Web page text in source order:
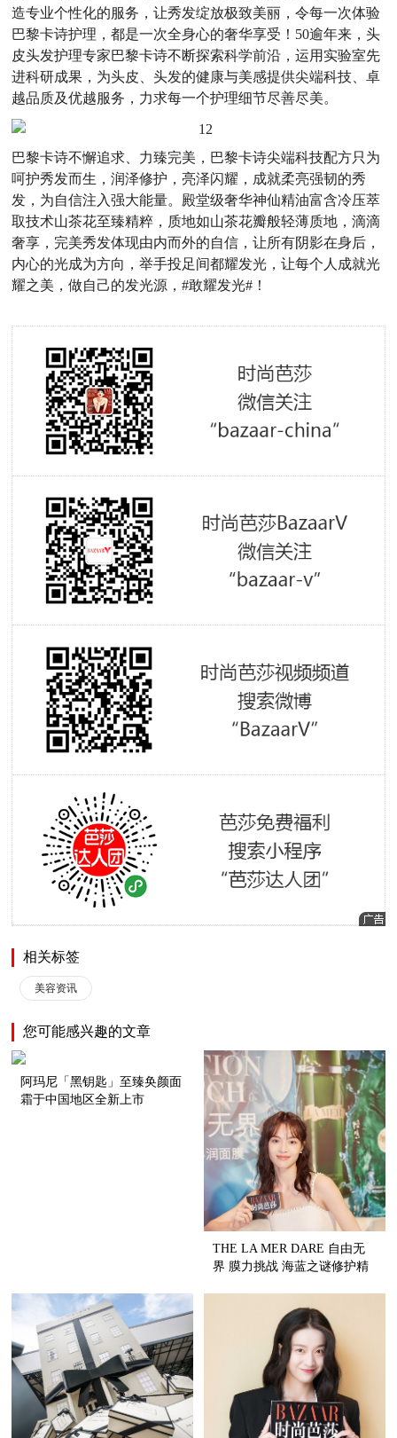
造专业个性化的服务，让秀发绽放极致美丽，令每一次体验
巴黎卡诗护理，都是一次全身心的奢华享受！50逾年来，头
皮头发护理专家巴黎卡诗不断探索科学前沿，运用实验室先
进科研成果，为头皮、头发的健康与美感提供尖端科技、卓
越品质及优越服务，力求每一个护理细节尽善尽美。
巴黎卡诗不懈追求、力臻完美，巴黎卡诗尖端科技配方只为
呵护秀发而生，润泽修护，亮泽闪耀，成就柔亮强韧的秀
发，为自信注入强大能量。殿堂级奢华神仙精油富含冷压萃
取技术山茶花至臻精粹，质地如山茶花瓣般轻薄质地，滴滴
奢享，完美秀发体现由内而外的自信，让所有阴影在身后，
内心的光成为方向，举手投足间都耀发光，让每个人成就光
耀之美，做自己的发光源，#敢耀发光#！
相关标签
美容资讯
您可能感兴趣的文章
阿玛尼「黑钥匙」至臻奂颜面
霜于中国地区全新上市
THE LA MER DARE 自由无
界 膜力挑战 海蓝之谜修护精